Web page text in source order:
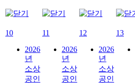
10
2026
년
소상
공인
11
2026
년
소상
공인
12
2026
년
소상
공인
13